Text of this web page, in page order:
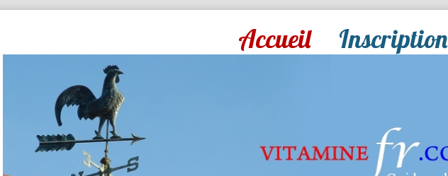
Accueil Inscription